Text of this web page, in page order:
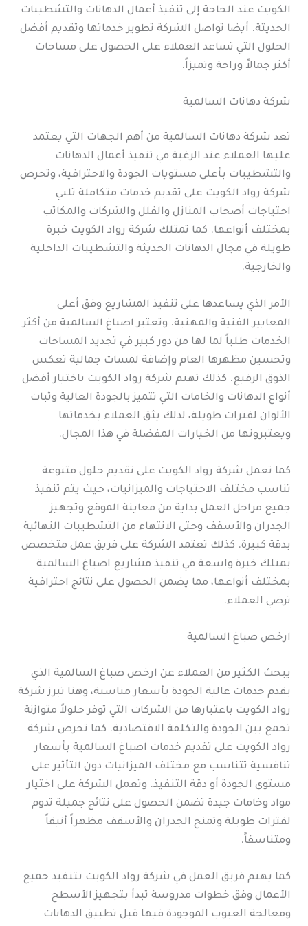
الكويت عند الحاجة إلى تنفيذ أعمال الدهانات والتشطيبات
الحديثة. أيضا تواصل الشركة تطوير خدماتها وتقديم أفضل
الحلول التي تساعد العملاء على الحصول على مساحات
أكثر جمالاً وراحة وتميزاً.
شركة دهانات السالمية
تعد شركة دهانات السالمية من أهم الجهات التي يعتمد
عليها العملاء عند الرغبة في تنفيذ أعمال الدهانات
والتشطيبات بأعلى مستويات الجودة والاحترافية، وتحرص
شركة رواد الكويت على تقديم خدمات متكاملة تلبي
احتياجات أصحاب المنازل والفلل والشركات والمكاتب
بمختلف أنواعها. كما تمتلك شركة رواد الكويت خبرة
طويلة في مجال الدهانات الحديثة والتشطيبات الداخلية
والخارجية.
الأمر الذي يساعدها على تنفيذ المشاريع وفق أعلى
المعايير الفنية والمهنية. وتعتبر اصباغ السالمية من أكثر
الخدمات طلباً لما لها من دور كبير في تجديد المساحات
وتحسين مظهرها العام وإضافة لمسات جمالية تعكس
الذوق الرفيع. كذلك تهتم شركة رواد الكويت باختيار أفضل
أنواع الدهانات والخامات التي تتميز بالجودة العالية وثبات
الألوان لفترات طويلة، لذلك يثق العملاء بخدماتها
ويعتبرونها من الخيارات المفضلة في هذا المجال.
كما تعمل شركة رواد الكويت على تقديم حلول متنوعة
تناسب مختلف الاحتياجات والميزانيات، حيث يتم تنفيذ
جميع مراحل العمل بداية من معاينة الموقع وتجهيز
الجدران والأسقف وحتى الانتهاء من التشطيبات النهائية
بدقة كبيرة. كذلك تعتمد الشركة على فريق عمل متخصص
يمتلك خبرة واسعة في تنفيذ مشاريع اصباغ السالمية
بمختلف أنواعها، مما يضمن الحصول على نتائج احترافية
ترضي العملاء.
ارخص صباغ السالمية
يبحث الكثير من العملاء عن ارخص صباغ السالمية الذي
يقدم خدمات عالية الجودة بأسعار مناسبة، وهنا تبرز شركة
رواد الكويت باعتبارها من الشركات التي توفر حلولاً متوازنة
تجمع بين الجودة والتكلفة الاقتصادية. كما تحرص شركة
رواد الكويت على تقديم خدمات اصباغ السالمية بأسعار
تنافسية تتناسب مع مختلف الميزانيات دون التأثير على
مستوى الجودة أو دقة التنفيذ. وتعمل الشركة على اختيار
مواد وخامات جيدة تضمن الحصول على نتائج جميلة تدوم
لفترات طويلة وتمنح الجدران والأسقف مظهراً أنيقاً
ومتناسقاً.
كما يهتم فريق العمل في شركة رواد الكويت بتنفيذ جميع
الأعمال وفق خطوات مدروسة تبدأ بتجهيز الأسطح
ومعالجة العيوب الموجودة فيها قبل تطبيق الدهانات